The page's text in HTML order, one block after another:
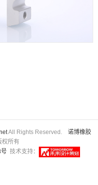
All Rights Reserved. 诺博橡胶
权所有
技术支持：